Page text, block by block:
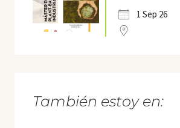
1 Sep 26
También estoy en: